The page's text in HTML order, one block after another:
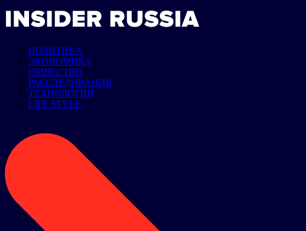
ПОЛИТИКА
ЭКОНОМИКА
ОБЩЕСТВО
РАССЛЕДОВАНИЯ
ТЕХНОЛОГИИ
LIFE STYLE